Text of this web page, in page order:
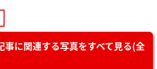
事に関連する写真をすべて見る(全